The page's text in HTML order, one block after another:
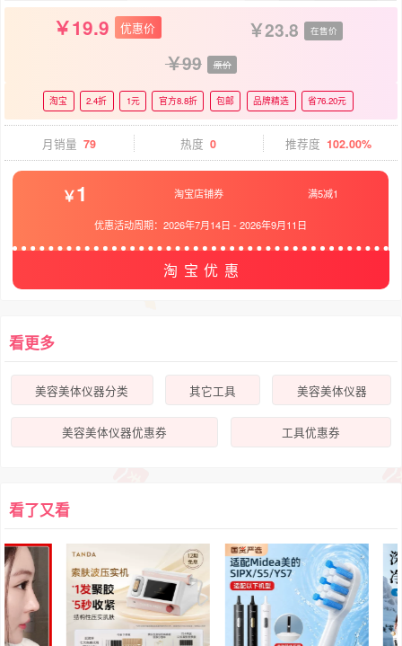
19.9 优惠价 23.8 在售价
99 原价
淘宝 2.4折 1元 官方8.8折 包邮 品牌精选 省76.20元
月销量 79 热度 0 推荐度 102.00%
1 淘宝店铺券 满5减1
优惠活动周期：2026年7月14日 -2026年9月11日
淘宝优惠
看更多
美容美体仪器分类 其它工具 美容美体仪器
美容美体仪器优惠券 工具优惠券
看了又看